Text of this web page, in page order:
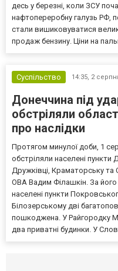
десь у березні, коли ЗСУ
нафтопереробну галузь РФ,
стали вишиковуватися
продаж бензину. Ціни на
Суспільство 14:35, 2
Донеччина під
обстріляли
про наслідки
Протягом минулої доби, 1
обстріляли населені пункти
Дружківці, Краматорську та
ОВА Вадим Філашкін. За
населені пункти
Білозерському дві
пошкоджена. У Райгородку
два приватні будинки. У